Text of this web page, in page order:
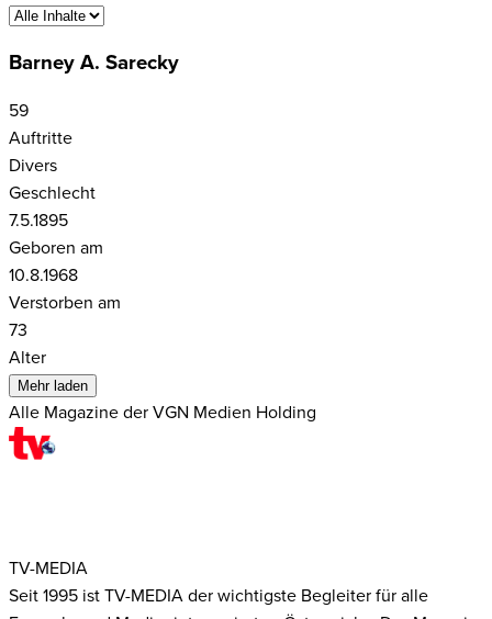
Barney A. Sarecky
59
Auftritte
Divers
Geschlecht
7.5.1895
Geboren am
10.8.1968
Verstorben am
73
Alter
Mehr laden
Alle Magazine der VGN Medien Holding
TV-MEDIA
Seit 1995 ist TV-MEDIA der wichtigste Begleiter für alle